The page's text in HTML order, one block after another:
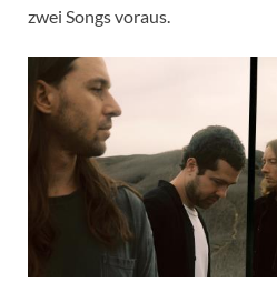
zwei Songs voraus.